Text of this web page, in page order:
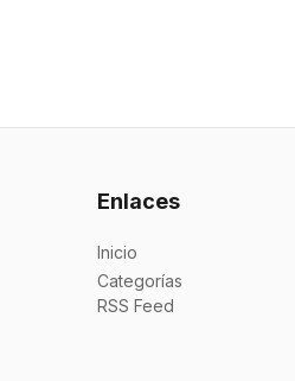
Enlaces
Inicio
Categorías
RSS Feed